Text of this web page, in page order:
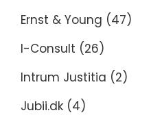
Ernst & Young (47)
I-Consult (26)
Intrum Justitia (2)
Jubii.dk (4)